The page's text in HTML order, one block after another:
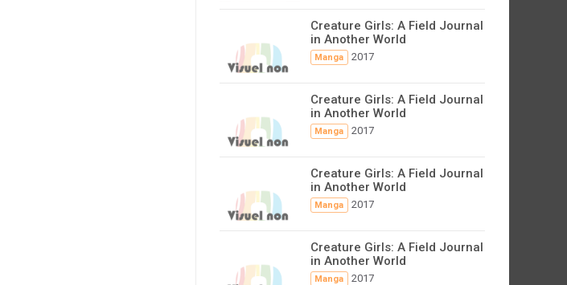
Creature Girls: A Field Journal
in Another World
Manga 2017
Creature Girls: A Field Journal
in Another World
Manga 2017
Creature Girls: A Field Journal
in Another World
Manga 2017
Creature Girls: A Field Journal
in Another World
Manga 2017